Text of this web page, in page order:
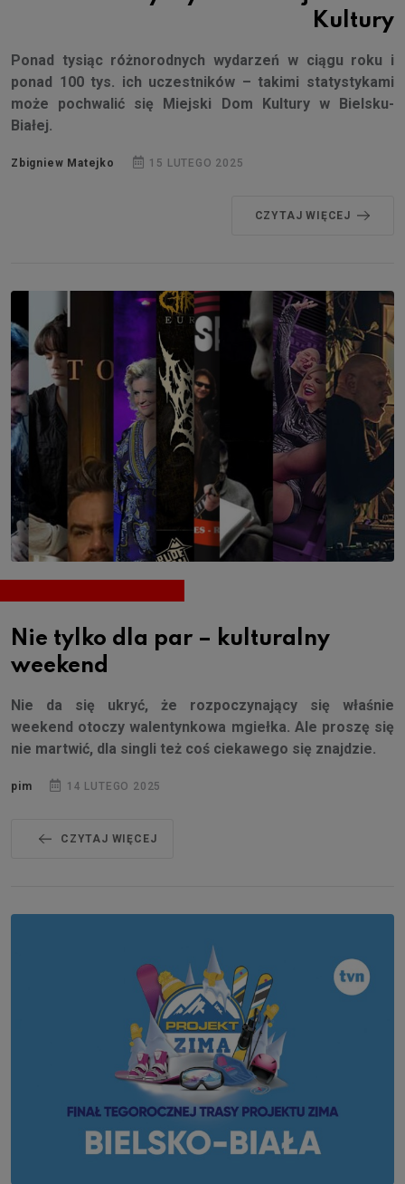
Kultury
Ponad tysiąc różnorodnych wydarzeń w ciągu roku i
ponad 100 tys. ich uczestników – takimi statystykami
może pochwalić się Miejski Dom Kultury w Bielsku-
Białej.
Zbigniew Matejko 15 LUTEGO 2025
CZYTAJ WIĘCEJ
Nie tylko dla par – kulturalny
weekend
Nie da się ukryć, że rozpoczynający się właśnie
weekend otoczy walentynkowa mgiełka. Ale proszę się
nie martwić, dla singli też coś ciekawego się znajdzie.
pim 14 LUTEGO 2025
CZYTAJ WIĘCEJ